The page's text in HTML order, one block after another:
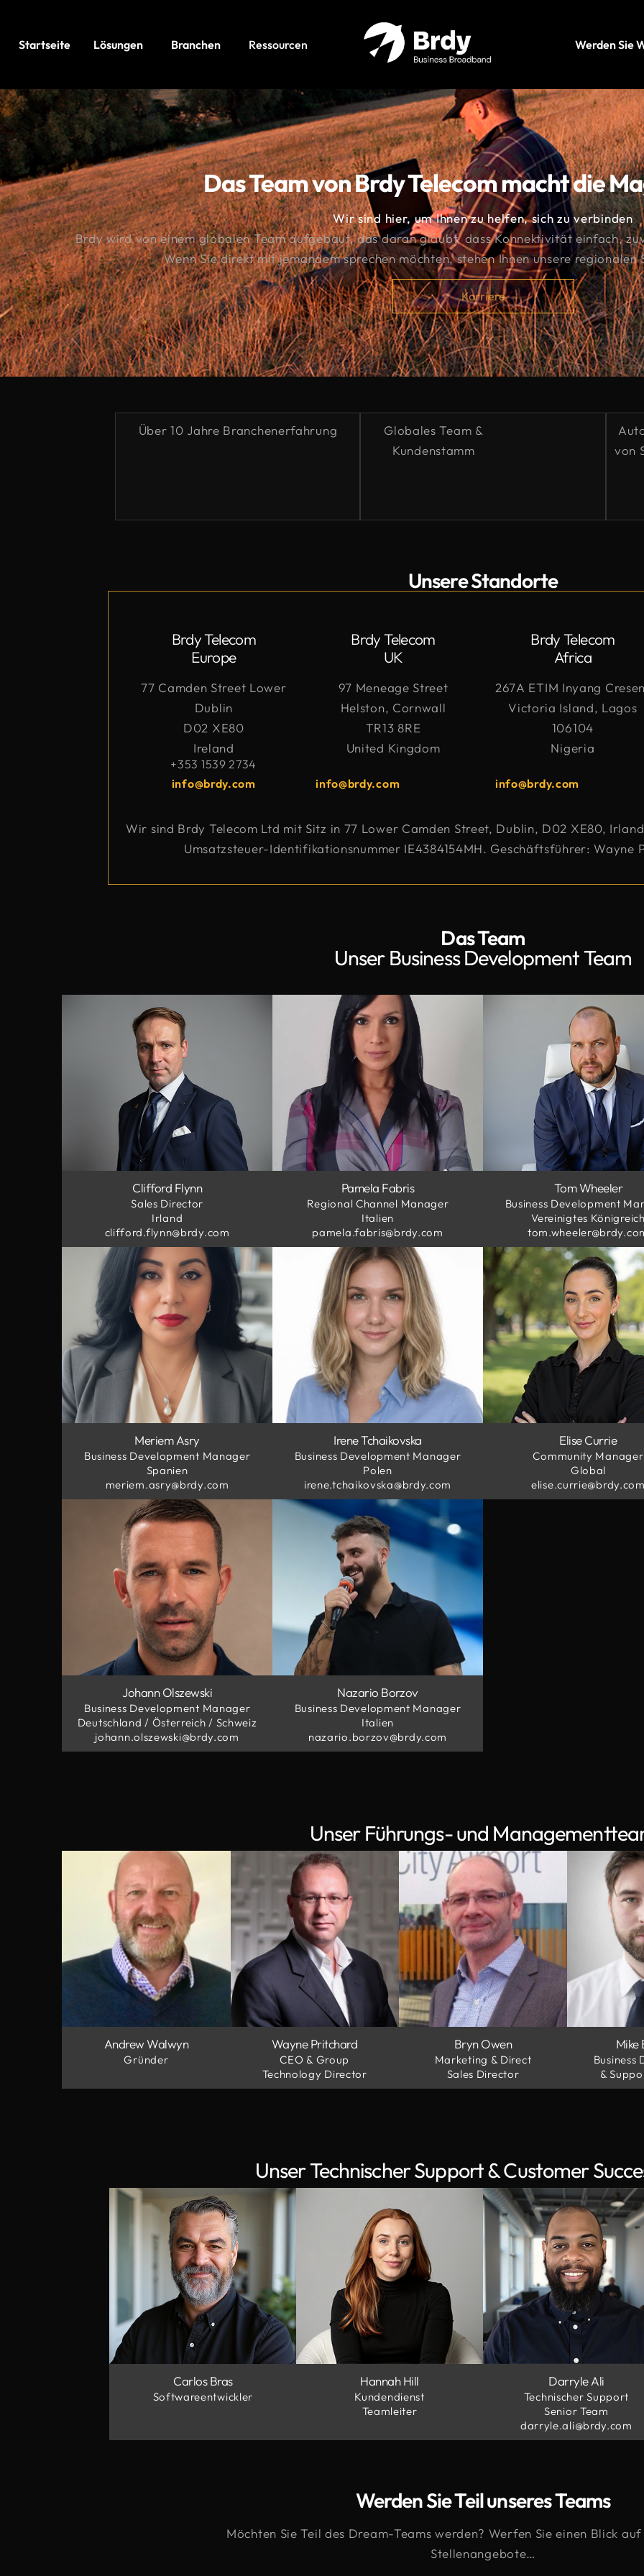
Startseite Lösungen Branchen Ressourcen Werden Sie
Das Team von Brdy Telecom macht die
Wir sind hier, um Ihnen zu helfen, sich zu verbinden
Brdy wird von einem globalen Team aufgebaut, das daran glaubt, dass Konnektivität einfach,
Wenn Sie direkt mit jemandem sprechen möchten, stehen Ihnen unsere
Karriere
Über 10 Jahre Branchenerfahrung
Globales Team &
Kundenstamm
von
Unsere Standorte
Brdy Telecom
Europe
77 Camden Street Lower
Dublin
D02 XE80
Ireland
+353 1539 2734
info@brdy.com
Brdy Telecom
UK
97 Meneage Street
Helston, Cornwall
TR13 8RE
United Kingdom
info@brdy.com
Brdy Telecom
Africa
267A ETIM Inyang
Victoria Island, Lagos
106104
Nigeria
info@brdy.com
Wir sind Brdy Telecom Ltd mit Sitz in 77 Lower Camden Street, Dublin, D02 XE80,
Umsatzsteuer-Identifikationsnummer IE4384154MH. Geschäftsführer:
Das Team
Unser Business Development Team
Clifford Flynn
Sales Director
Irland
clifford.flynn@brdy.com
Pamela Fabris
Regional Channel Manager
Italien
pamela.fabris@brdy.com
Tom Wheeler
Business Development
Vereinigtes
Meriem Asry
Business Development Manager
Spanien
meriem.asry@brdy.com
Irene Tchaikovska
Business Development Manager
Polen
irene.tchaikovska@brdy.com
Elise Currie
Community Manager
Global
Johann Olszewski
Business Development Manager
Deutschland / Österreich / Schweiz
johann.olszewski@brdy.com
Nazario Borzov
Business Development Manager
Italien
nazario.borzov@brdy.com
Unser Führungs- und
Andrew Walwyn
Gründer
Wayne Pritchard
CEO & Group
Technology Director
Bryn Owen
Marketing & Direct
Sales Director
Mike
Business
&
Unser Technischer Support & Customer
Carlos Bras
Softwareentwickler
Hannah Hill
Kundendienst
Teamleiter
Darryle Ali
Technischer Support
Senior Team
darryle.ali@brdy.com
Werden Sie Teil unseres Teams
Möchten Sie Teil des Dream-Teams werden? Werfen Sie einen Blick
Stellenangebote…